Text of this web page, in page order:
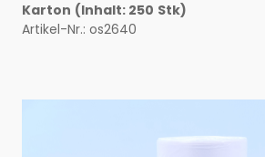
Karton (Inhalt: 250 Stk)
Artikel-Nr.: os2640